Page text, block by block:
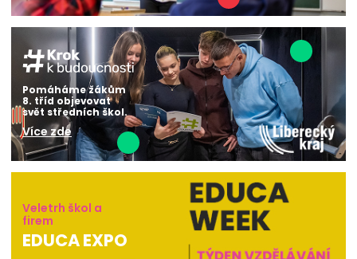
Pomáháme žákům
8. tříd objevovat
svět středních škol.
Více zde
Veletrh škol a
firem
EDUCA EXPO